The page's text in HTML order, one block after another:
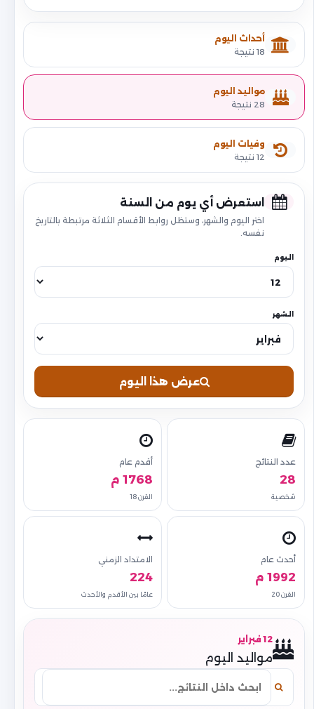
أحداث اليوم
18 نتيجة
مواليد اليوم
28 نتيجة
وفيات اليوم
12 نتيجة
استعرض أي يوم من السنة
اختر اليوم والشهر، وستظل روابط الأقسام الثلاثة مرتبطة بالتاريخ
نفسه.
اليوم
الشهر
عرض هذا اليوم
عدد النتائج
28
شخصية
أقدم عام
1768 م
القرن 18
أحدث عام
1992 م
القرن 20
الامتداد الزمني
224
عامًا بين الأقدم والأحدث
12 فبراير
مواليد اليوم